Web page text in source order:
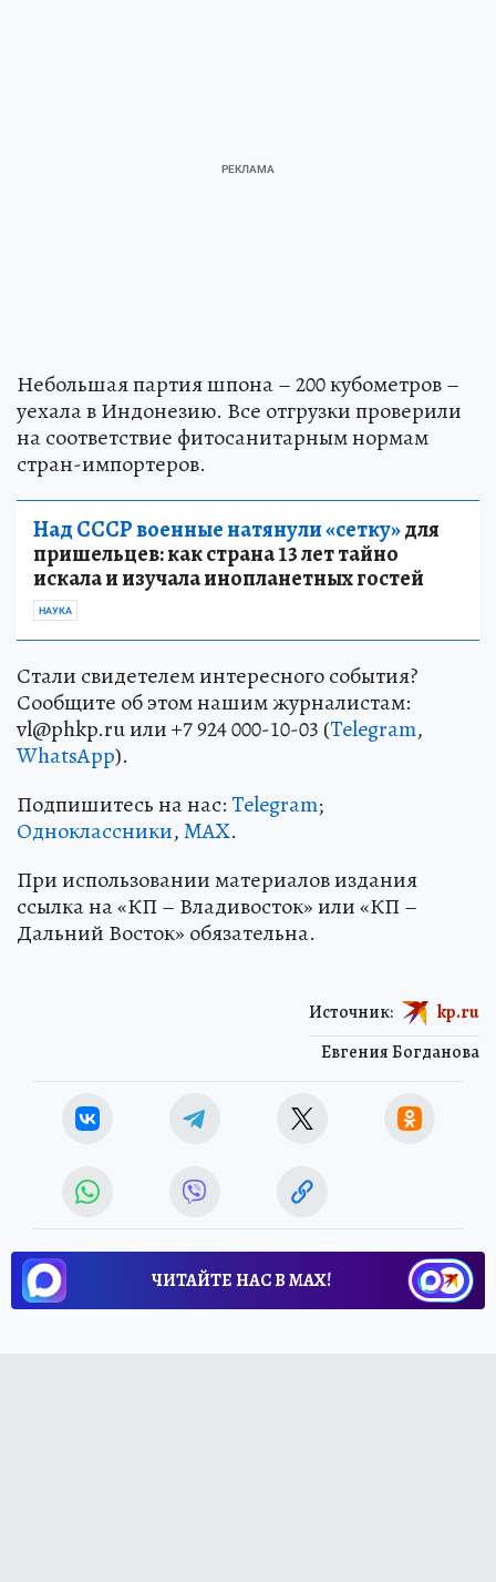
Небольшая партия шпона – 200 кубометров –
уехала в Индонезию. Все отгрузки проверили
на соответствие фитосанитарным нормам
стран-импортеров.
Над СССР военные натянули «сетку»для
пришельцев: как страна 13 лет тайно
искала и изучала инопланетных гостей
НАУКА
Стали свидетелем интересного события?
Сообщите об этом нашим журналистам:
vl@phkp.ru или +7 924 000-10-03 (Telegram,
WhatsApp).
Подпишитесь на нас:Telegram;
Одноклассники,MAX.
При использовании материалов издания
ссылка на «КП – Владивосток» или «КП –
Дальний Восток» обязательна.
Евгения Богданова
Источник: kp.ru
ЧИТАЙТЕ НАС В МАХ!